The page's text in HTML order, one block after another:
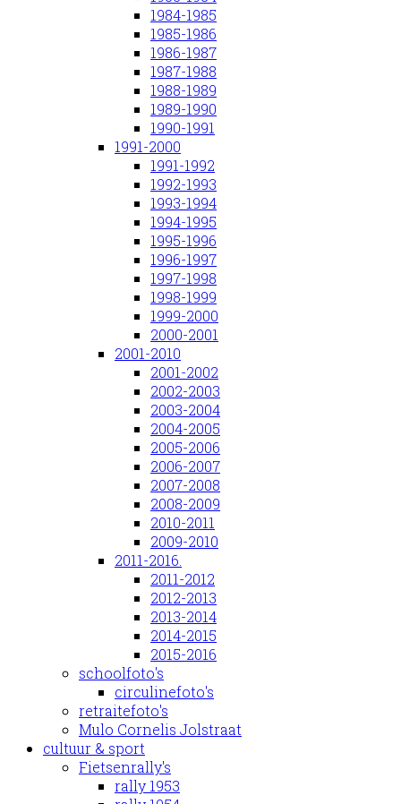
1984-1985
1985-1986
1986-1987
1987-1988
1988-1989
1989-1990
1990-1991
1991-2000
1991-1992
1992-1993
1993-1994
1994-1995
1995-1996
1996-1997
1997-1998
1998-1999
1999-2000
2000-2001
2001-2010
2001-2002
2002-2003
2003-2004
2004-2005
2005-2006
2006-2007
2007-2008
2008-2009
2010-2011
2009-2010
2011-2016.
2011-2012
2012-2013
2013-2014
2014-2015
2015-2016
schoolfoto's
circulinefoto's
retraitefoto's
Mulo Cornelis Jolstraat
cultuur & sport
Fietsenrally's
rally 1953